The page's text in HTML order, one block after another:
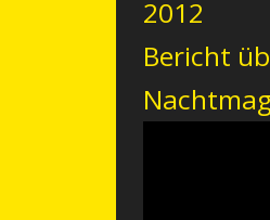
2012
Bericht